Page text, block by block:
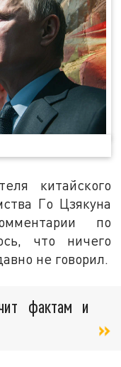
китайского
Го Цзякуна
по
что ничего
не говорил.
фактам и